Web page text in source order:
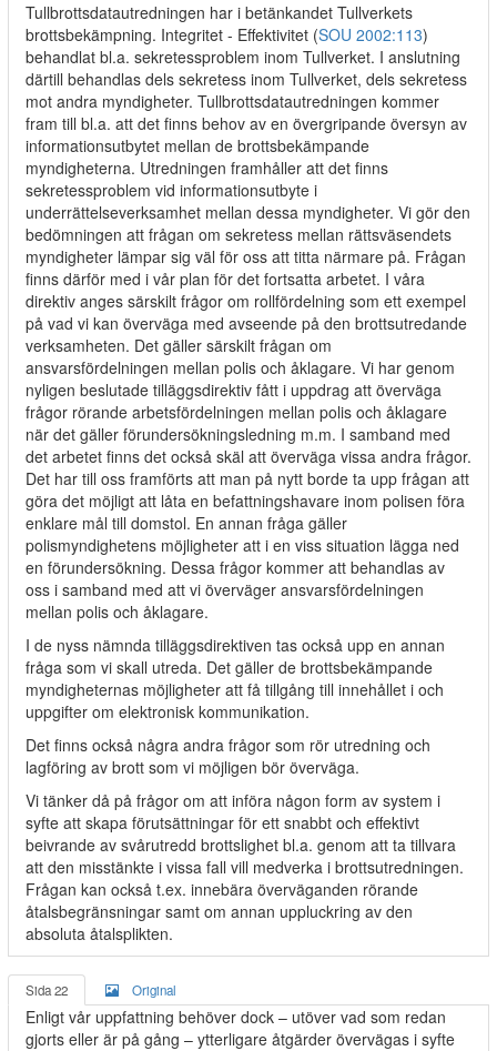
Tullbrottsdatautredningen har i betänkandet Tullverkets
brottsbekämpning. Integritet - Effektivitet (SOU 2002:113)
behandlat bl.a. sekretessproblem inom Tullverket. I anslutning
därtill behandlas dels sekretess inom Tullverket, dels sekretess
mot andra myndigheter. Tullbrottsdatautredningen kommer
fram till bl.a. att det finns behov av en övergripande översyn av
informationsutbytet mellan de brottsbekämpande
myndigheterna. Utredningen framhåller att det finns
sekretessproblem vid informationsutbyte i
underrättelseverksamhet mellan dessa myndigheter. Vi gör den
bedömningen att frågan om sekretess mellan rättsväsendets
myndigheter lämpar sig väl för oss att titta närmare på. Frågan
finns därför med i vår plan för det fortsatta arbetet. I våra
direktiv anges särskilt frågor om rollfördelning som ett exempel
på vad vi kan överväga med avseende på den brottsutredande
verksamheten. Det gäller särskilt frågan om
ansvarsfördelningen mellan polis och åklagare. Vi har genom
nyligen beslutade tilläggsdirektiv fått i uppdrag att överväga
frågor rörande arbetsfördelningen mellan polis och åklagare
när det gäller förundersökningsledning m.m. I samband med
det arbetet finns det också skäl att överväga vissa andra frågor.
Det har till oss framförts att man på nytt borde ta upp frågan att
göra det möjligt att låta en befattningshavare inom polisen föra
enklare mål till domstol. En annan fråga gäller
polismyndighetens möjligheter att i en viss situation lägga ned
en förundersökning. Dessa frågor kommer att behandlas av
oss i samband med att vi överväger ansvarsfördelningen
mellan polis och åklagare.
I de nyss nämnda tilläggsdirektiven tas också upp en annan
fråga som vi skall utreda. Det gäller de brottsbekämpande
myndigheternas möjligheter att få tillgång till innehållet i och
uppgifter om elektronisk kommunikation.
Det finns också några andra frågor som rör utredning och
lagföring av brott som vi möjligen bör överväga.
Vi tänker då på frågor om att införa någon form av system i
syfte att skapa förutsättningar för ett snabbt och effektivt
beivrande av svårutredd brottslighet bl.a. genom att ta tillvara
att den misstänkte i vissa fall vill medverka i brottsutredningen.
Frågan kan också t.ex. innebära överväganden rörande
åtalsbegränsningar samt om annan uppluckring av den
absoluta åtalsplikten.
Sida 22 Original
Enligt vår uppfattning behöver dock – utöver vad som redan
gjorts eller är på gång – ytterligare åtgärder övervägas i syfte